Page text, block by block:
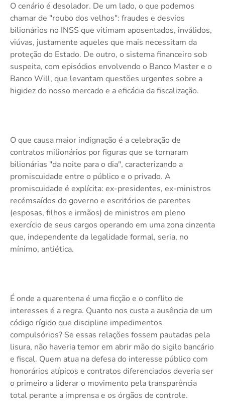
O cenário é desolador. De um lado, o que podemos
chamar de "roubo dos velhos": fraudes e desvios
bilionários no INSS que vitimam aposentados, inválidos,
viúvas, justamente aqueles que mais necessitam da
proteção do Estado. De outro, o sistema financeiro sob
suspeita, com episódios envolvendo o Banco Master e o
Banco Will, que levantam questões urgentes sobre a
higidez do nosso mercado e a eficácia da fiscalização.
O que causa maior indignação é a celebração de
contratos milionários por figuras que se tornaram
bilionárias "da noite para o dia", caracterizando a
promiscuidade entre o público e o privado. A
promiscuidade é explícita: ex-presidentes, ex-ministros
recémsaídos do governo e escritórios de parentes
(esposas, filhos e irmãos) de ministros em pleno
exercício de seus cargos operando em uma zona cinzenta
que, independente da legalidade formal, seria, no
mínimo, antiética.
É onde a quarentena é uma ficção e o conflito de
interesses é a regra. Quanto nos custa a ausência de um
código rígido que discipline impedimentos
compulsórios? Se essas relações fossem pautadas pela
lisura, não haveria temor em abrir mão do sigilo bancário
e fiscal. Quem atua na defesa do interesse público com
honorários atípicos e contratos diferenciados deveria ser
o primeiro a liderar o movimento pela transparência
total perante a imprensa e os órgãos de controle.